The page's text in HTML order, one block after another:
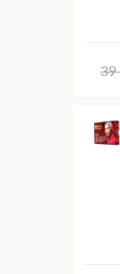
39